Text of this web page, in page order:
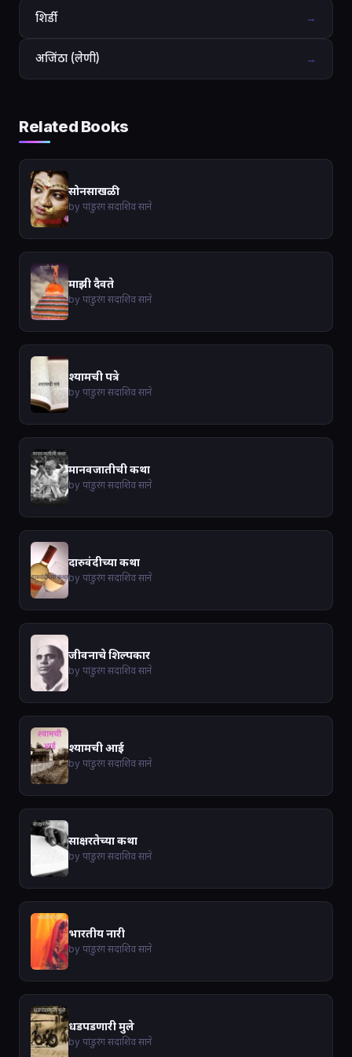
शिर्डी →
अजिंठा (लेणी) →
Related Books
सोनसाखळी
by पांडुरंग सदाशिव साने
माझी दैवते
by पांडुरंग सदाशिव साने
श्यामची पत्रे
by पांडुरंग सदाशिव साने
मानवजातीची कथा
by पांडुरंग सदाशिव साने
दारुवंदीच्या कथा
by पांडुरंग सदाशिव साने
जीवनाचे शिल्पकार
by पांडुरंग सदाशिव साने
श्यामची आई
by पांडुरंग सदाशिव साने
साक्षरतेच्या कथा
by पांडुरंग सदाशिव साने
भारतीय नारी
by पांडुरंग सदाशिव साने
धडपडणारी मुले
by पांडुरंग सदाशिव साने